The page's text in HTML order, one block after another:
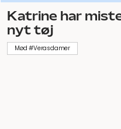
Katrine har
nyt tøj
Mød #Verasdamer